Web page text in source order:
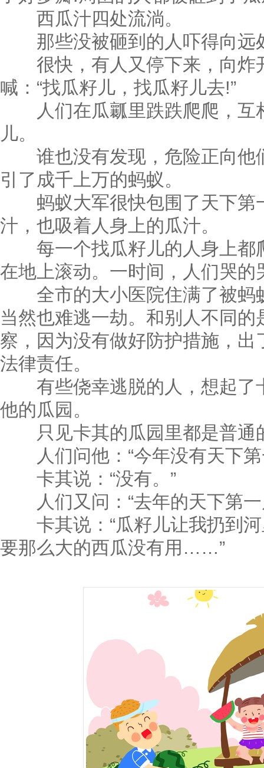
西瓜汁四处流淌。
那些没被砸到的人吓得向远
很快，有人又停下来，向炸
喊：“找瓜籽儿，找瓜籽儿去!”
人们在瓜瓤里跌跌爬爬，互
儿。
谁也没有发现，危险正向他
引了成千上万的蚂蚁。
蚂蚁大军很快包围了天下第
汁，也吸着人身上的瓜汁。
每一个找瓜籽儿的人身上都
在地上滚动。一时间，人们哭的
全市的大小医院住满了被蚂
当然也难逃一劫。和别人不同
察，因为没有做好防护措施，
法律责任。
有些侥幸逃脱的人，想起了
他的瓜园。
只见卡其的瓜园里都是普通
人们问他：“今年没有天下第
卡其说：“没有。”
人们又问：“去年的天下第一
卡其说：“瓜籽儿让我扔到河
要那么大的西瓜没有用……”